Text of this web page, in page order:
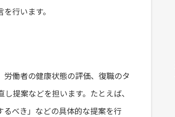
行います。
働者の健康状態の評価、復職のタ
提案などを担います。たとえば、
べき」などの具体的な提案を行